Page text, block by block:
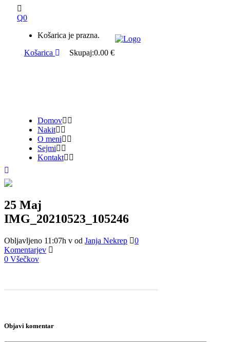
0
Košarica je prazna.
Košarica
Skupaj:0.00 €
Domov
Nakit
O meni
Sejmi
Kontakt
25 Maj
IMG_20210523_105246
Obljavljeno 11:07h v od Janja Nekrep
0
Komentarjev
0 Všečkov
Objavi komentar